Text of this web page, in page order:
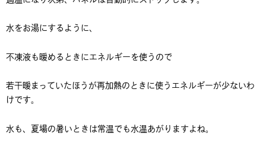
水をお湯にするように、
不凍液も暖めるときにエネルギーを使うので
若干暖まっていたほうが再加熱のときに使うエネルギーが少ないわ
けです。
水も、夏場の暑いときは常温でも水温あがりますよね。